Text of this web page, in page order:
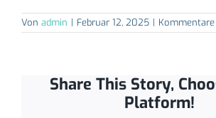
Von admin | Februar 12, 2025 |
Share This Story,
Platform!